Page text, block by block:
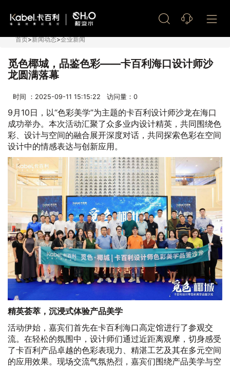
首页>新闻动态>企业新闻
觅色椰城，品鉴色彩——卡百利海口设计师沙
龙圆满落幕
时间 ：2025-09-11 15:15:22 访问量： 0
9月10日，以“色彩美学”为主题的卡百利设计师沙龙在海口
成功举办。本次活动汇聚了众多业内设计精英，共同围绕色
彩、设计与空间的融合展开深度对话，共同探索色彩在空间
设计中的情感表达与创新应用。
精英荟萃，沉浸式体验产品美学
活动伊始，嘉宾们首先在卡百利海口高定馆进行了参观交
流。在轻松的氛围中，设计师们通过近距离观摩，切身感受
了卡百利产品卓越的色彩表现力、精湛工艺及其在多元空间
的应用效果。现场交流气氛热烈，嘉宾们围绕产品美学与空